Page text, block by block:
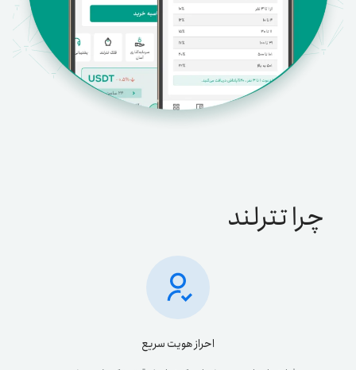
چرا تترلند
احراز هویت سریع